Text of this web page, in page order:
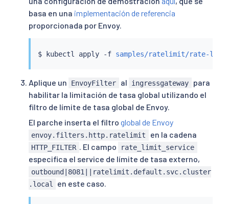
basa en una implementación de referencia
proporcionada por Envoy.
$ kubectl apply -f samples/ratelimit/rate-
Aplique un EnvoyFilter al ingressgateway
para
habilitar la limitación de tasa global utilizando el
filtro de límite de tasa global de Envoy.
El parche inserta el filtro global de Envoy
envoy.filters.http.ratelimit en la cadena
HTTP_FILTER . El campo rate_limit_service
especifica el service de límite de tasa externo,
outbound|8081||ratelimit.default.svc.cluster
.local
en este caso.